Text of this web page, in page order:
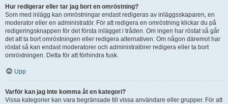
Hur redigerar eller tar jag bort en omröstning?
Som med inlägg kan omröstningar endast redigeras av inläggsskaparen, en
moderator eller en administratör. För att redigera en omröstning klickar du på
redigeringsknappen för det första inlägget i tråden. Om ingen har röstat så går
det att ta bort omröstningen eller redigera alternativen. Om någon däremot har
röstat så kan endast moderatorer och administratörer redigera eller ta bort
omröstningen. Detta för att förhindra fusk.
Upp
Varför kan jag inte komma åt en kategori?
Vissa kategorier kan vara begränsade till vissa användare eller grupper. För att